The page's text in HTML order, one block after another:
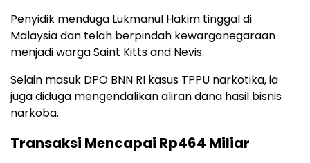
Penyidik menduga Lukmanul Hakim tinggal di
Malaysia dan telah berpindah kewarganegaraan
menjadi warga Saint Kitts and Nevis.
Selain masuk DPO BNN RI kasus TPPU narkotika, ia
juga diduga mengendalikan aliran dana hasil bisnis
narkoba.
Transaksi Mencapai Rp464 Miliar